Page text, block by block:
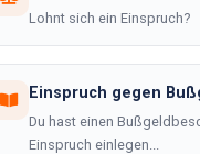
Lohnt sich ein Einspruch?
Einspruch gegen
Du hast einen
Einspruch einlegen...